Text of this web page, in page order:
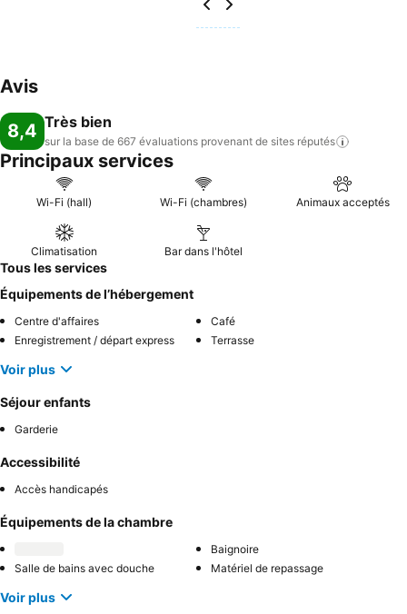
Avis
8,4 Très bien
sur la base de 667 évaluations provenant de sites réputés
Principaux services
Wi-Fi (hall) Wi-Fi (chambres) Animaux acceptés
Climatisation Bar dans l'hôtel
Tous les services
Équipements de l’hébergement
Centre d'affaires
Café
Enregistrement / départ express
Terrasse
Voir plus
Séjour enfants
Garderie
Accessibilité
Accès handicapés
Équipements de la chambre
Baignoire
Salle de bains avec douche
Matériel de repassage
Voir plus